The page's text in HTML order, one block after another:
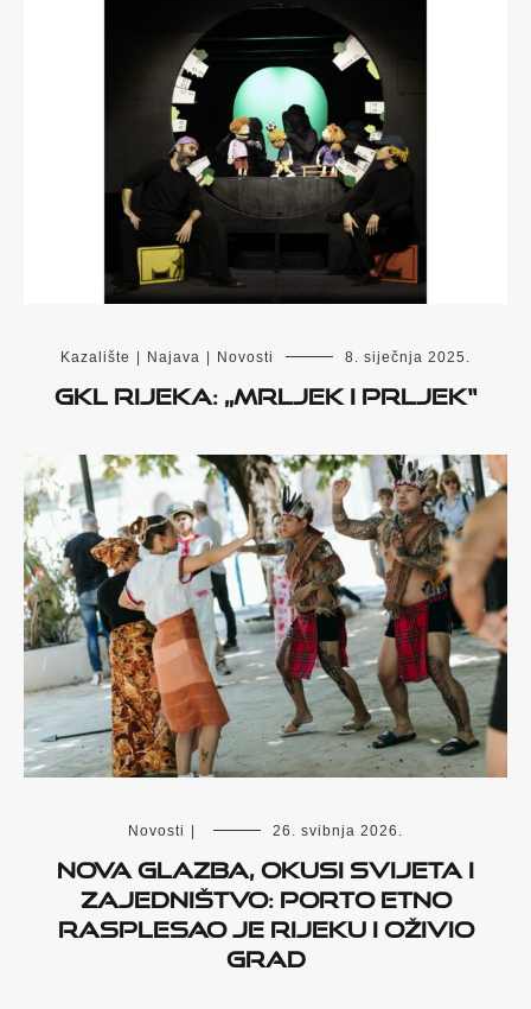
Kazalište Najava Novosti 8. siječnja 2025.
GKL Rijeka: „Mrljek i Prljek“
Novosti 26. svibnja 2026.
Nova glazba, okusi svijeta i
zajedništvo: Porto Etno
rasplesao je Rijeku i oživio
grad